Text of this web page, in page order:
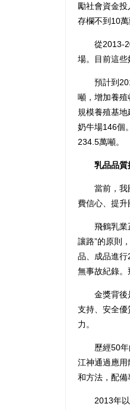
勵社會資金
存欄不到10
從2013-
場。目前這
預計到
噸，增加養殖
規模養殖基
奶牛場146個
234.5萬噸。
乳品品質
當前，我國
費信心、提
飛鶴乳業正
讓路”的原則
品、成品進
無事故紀錄
金獎背後是
支持、安全
力。
歷經50年的
江神通過應
和方法，配
2013年以